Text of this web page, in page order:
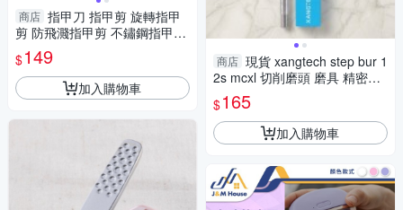
商店 指甲刀 指甲剪 旋轉指甲
剪 防飛濺指甲剪 不鏽鋼指甲剪
隨身便攜指甲刀 指甲剪刀 美甲
工具
$149
加入購物車
商店 現貨 xangtech step bur 1
2s mcxl 切削磨頭 磨具 精密加
工耗材 4-4
$165
加入購物車